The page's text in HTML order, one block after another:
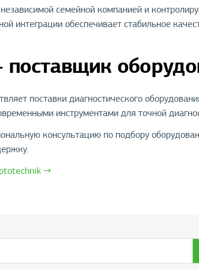
семейной компанией и
интеграции обеспечивает стабильное
поставки диагностического
инструментами для точной
консультацию по подбору
→